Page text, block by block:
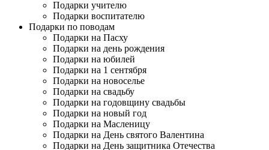
Подарки учителю
Подарки воспитателю
Подарки по поводам
Подарки на Пасху
Подарки на день рождения
Подарки на юбилей
Подарки на 1 сентября
Подарки на новоселье
Подарки на свадьбу
Подарки на годовщину свадьбы
Подарки на новый год
Подарки на Масленицу
Подарки на День святого Валентина
Подарки на День защитника Отечества